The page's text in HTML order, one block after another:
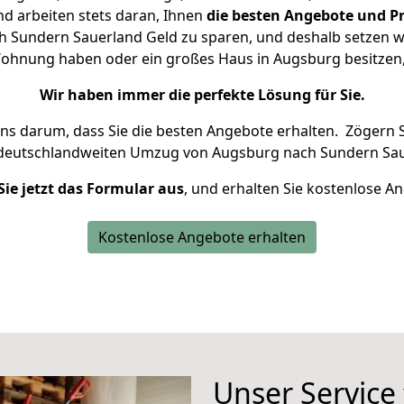
arbeiten stets daran, Ihnen die besten Angebote und
Sauerland Geld zu sparen, und deshalb setzen
haben oder ein großes Haus in Augsburg
Wir haben immer die perfekte Lösung für Sie.
darum, dass Sie die besten Angebote erhalten. Zögern
Umzug von Augsburg nach Sundern
jetzt das Formular aus, und erhalten Sie kostenlose
Kostenlose Angebote erhalten
Unser